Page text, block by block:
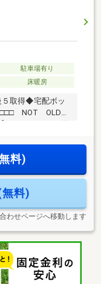
駐車場有り
床暖房
取得◆宅配ボッ
NOT OLD，
、最良の不動産を
談会 毎日随時開
～
料)
料)
わせページへ移動します